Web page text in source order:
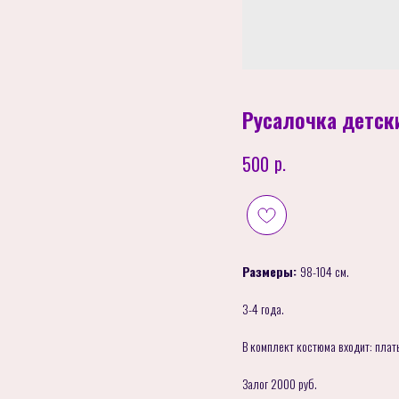
Русалочка
500 р.
Размеры: 98-104 см.
3-4 года.
В комплект костюма входит:
Залог 2000 руб.